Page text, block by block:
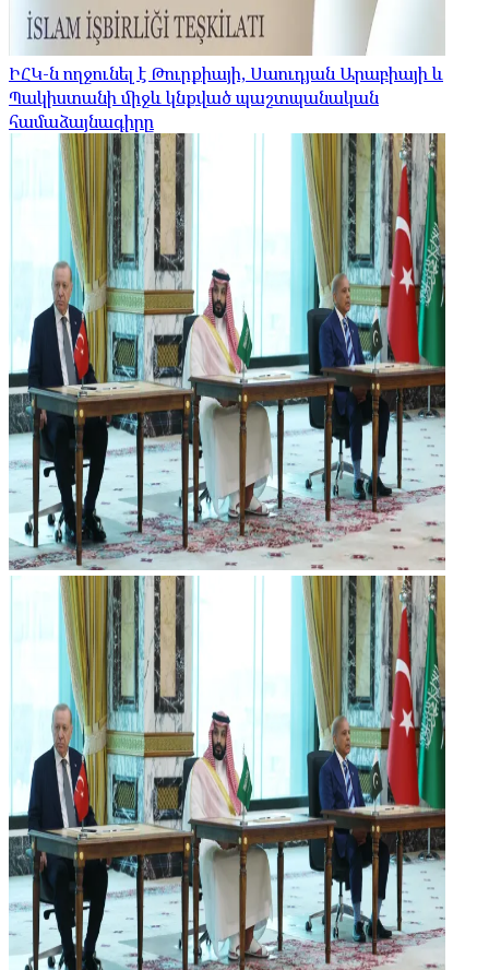
ԻՀԿ-ն ողջունել է Թուրքիայի, Սաուդյան Արաբիայի և
Պակիստանի միջև կնքված պաշտպանական
համաձայնագիրը